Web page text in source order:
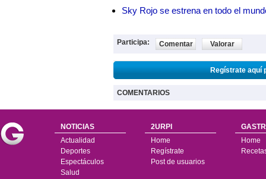
Sky Rojo se estrena en todo el
Participa: Comentar Valorar
Regístrate aquí
COMENTARIOS
NOTICIAS
Actualidad
Deportes
Espectáculos
Salud
2URPI
Home
Regístrate
Post de usuarios
Home